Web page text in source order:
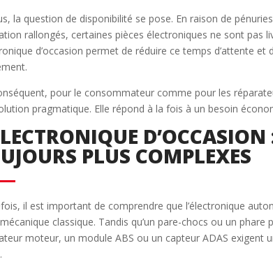
la question de disponibilité se pose. En raison de
rallongés, certaines pièces électroniques ne sont pas
d’occasion permet de réduire ce temps d’attente
pour le consommateur comme pour les
pragmatique. Elle répond à la fois à un besoin
D’OCCASION
PLUS COMPLEXES
il est important de comprendre que l’électronique
classique. Tandis qu’un pare-chocs ou un
moteur, un module ABS ou un capteur ADAS